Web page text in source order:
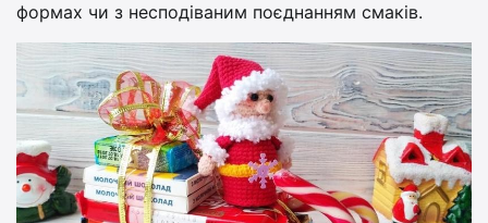
формах чи з несподіваним поєднанням смаків.